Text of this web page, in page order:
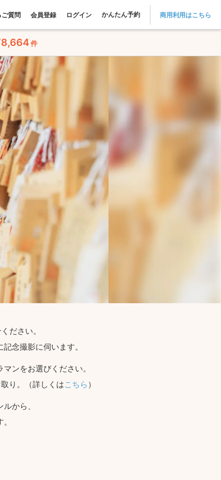
質問 会員登録 ログイン かんたん予約 商用利用はこちら
件
ださい。
念撮影に伺います。
ンをお選びください。
り。（詳しくはこちら ）
から、